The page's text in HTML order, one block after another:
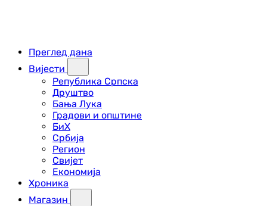
Преглед дана
Вијести
Република Српска
Друштво
Бања Лука
Градови и општине
БиХ
Србија
Регион
Свијет
Економија
Хроника
Магазин